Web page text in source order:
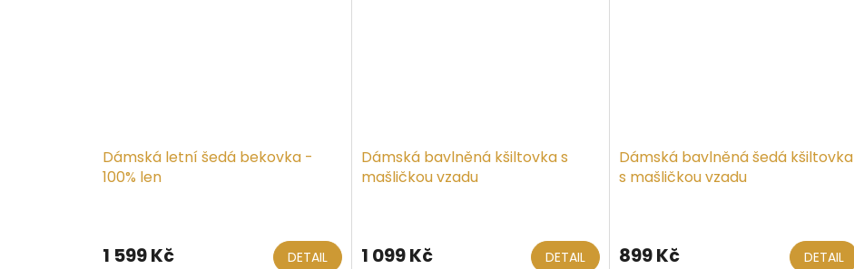
Dámská letní šedá bekovka -
100% len
1 599 Kč DETAIL
Dámská bavlněná kšiltovka s
mašličkou vzadu
1 099 Kč DETAIL
Dámská bavlněná šedá kšiltovka
s mašličkou vzadu
899 Kč DETAIL